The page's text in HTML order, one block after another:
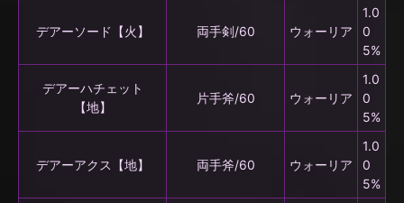
デアーソード【火】 両手剣/60 ウォーリア
1.0
0
5%
デアーハチェット
【地】
片手斧/60 ウォーリア
1.0
0
5%
デアーアクス【地】 両手斧/60 ウォーリア
1.0
0
5%